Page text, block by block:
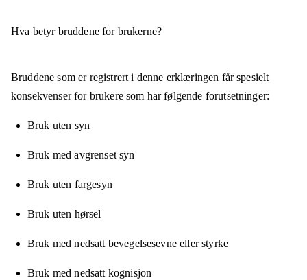
Hva betyr bruddene for brukerne?
Bruddene som er registrert i denne erklæringen får spesielt
konsekvenser for brukere som har følgende forutsetninger:
Bruk uten syn
Bruk med avgrenset syn
Bruk uten fargesyn
Bruk uten hørsel
Bruk med nedsatt bevegelsesevne eller styrke
Bruk med nedsatt kognisjon